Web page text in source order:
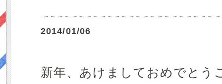
2014/01/06
新年、あけましておめでとう